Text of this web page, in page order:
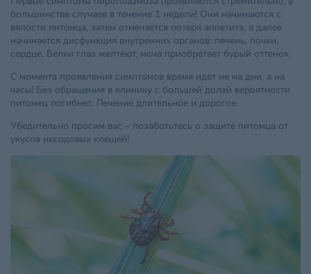
большинстве случаев в течение 1 недели! Они начинаются с
вялости питомца, затем отмечается потеря аппетита, а далее
начинается дисфункция внутренних органов: печень, почки,
сердце. Белки глаз желтеют, моча приобретает бурый оттенок.
С момента проявления симптомов время идет не на дни, а на
часы! Без обращения в клинику с большей долей вероятности
питомец погибнет. Лечение длительное и дорогое.
Убедительно просим вас – позаботьтесь о защите питомца от
укусов иксодовых клещей!